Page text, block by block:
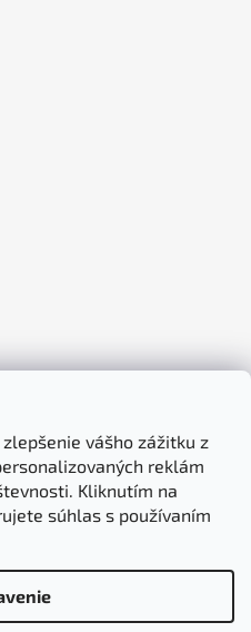
vášho zážitku z
reklám
Kliknutím na
súhlas s používaním